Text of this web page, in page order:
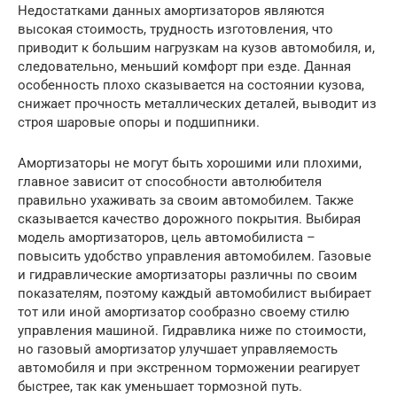
Недостатками данных амортизаторов являются
высокая стоимость, трудность изготовления, что
приводит к большим нагрузкам на кузов автомобиля, и,
следовательно, меньший комфорт при езде. Данная
особенность плохо сказывается на состоянии кузова,
снижает прочность металлических деталей, выводит из
строя шаровые опоры и подшипники.
Амортизаторы не могут быть хорошими или плохими,
главное зависит от способности автолюбителя
правильно ухаживать за своим автомобилем. Также
сказывается качество дорожного покрытия. Выбирая
модель амортизаторов, цель автомобилиста –
повысить удобство управления автомобилем. Газовые
и гидравлические амортизаторы различны по своим
показателям, поэтому каждый автомобилист выбирает
тот или иной амортизатор сообразно своему стилю
управления машиной. Гидравлика ниже по стоимости,
но газовый амортизатор улучшает управляемость
автомобиля и при экстренном торможении реагирует
быстрее, так как уменьшает тормозной путь.